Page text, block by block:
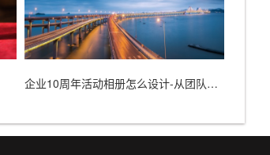
企业10周年活动相册怎么设计-从团队和品牌发展故事入手